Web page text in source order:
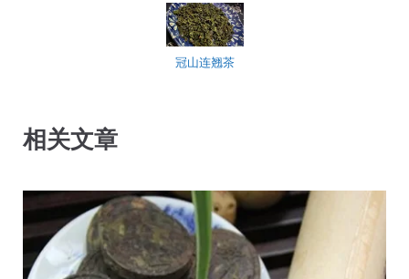
冠山连翘茶
相关文章